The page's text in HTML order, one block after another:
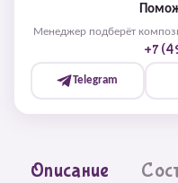
Менеджер подберёт
+7
Telegram
Описание